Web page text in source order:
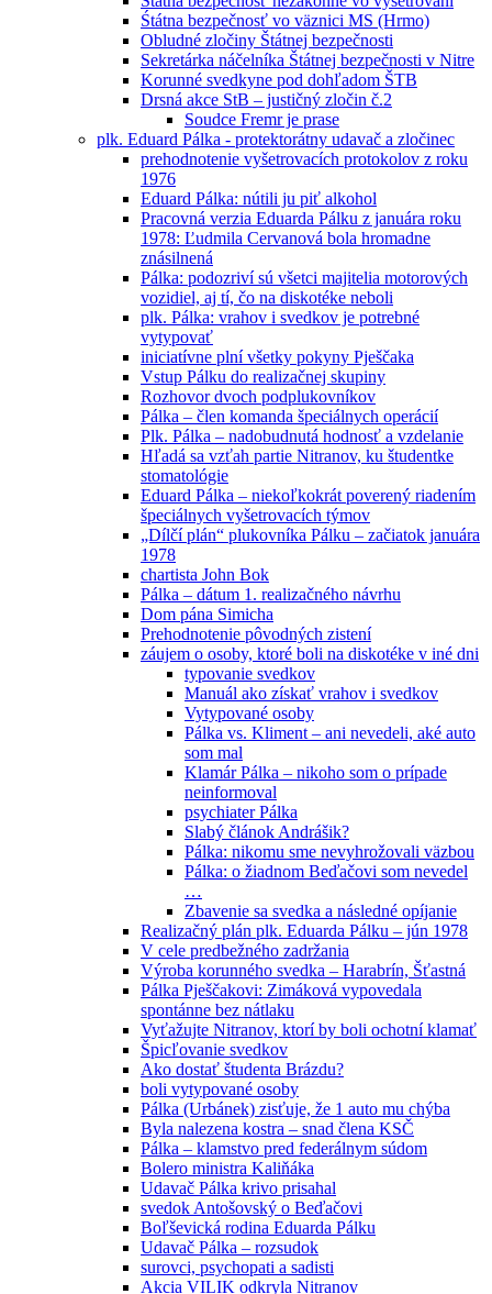
Śtátna bezpečnosť vo väznici MS (Hrmo)
Obludné zločiny Štátnej bezpečnosti
Sekretárka náčelníka Štátnej bezpečnosti v Nitre
Korunné svedkyne pod dohľadom ŠTB
Drsná akce StB – justičný zločin č.2
Soudce Fremr je prase
plk. Eduard Pálka - protektorátny udavač a zločinec
prehodnotenie vyšetrovacích protokolov z roku
1976
Eduard Pálka: nútili ju piť alkohol
Pracovná verzia Eduarda Pálku z januára roku
1978: Ľudmila Cervanová bola hromadne
znásilnená
Pálka: podozriví sú všetci majitelia motorových
vozidiel, aj tí, čo na diskotéke neboli
plk. Pálka: vrahov i svedkov je potrebné
vytypovať
iniciatívne plní všetky pokyny Pješčaka
Vstup Pálku do realizačnej skupiny
Rozhovor dvoch podplukovníkov
Pálka – člen komanda špeciálnych operácií
Plk. Pálka – nadobudnutá hodnosť a vzdelanie
Hľadá sa vzťah partie Nitranov, ku študentke
stomatológie
Eduard Pálka – niekoľkokrát poverený riadením
špeciálnych vyšetrovacích týmov
„Dílčí plán“ plukovníka Pálku – začiatok januára
1978
chartista John Bok
Pálka – dátum 1. realizačného návrhu
Dom pána Simicha
Prehodnotenie pôvodných zistení
záujem o osoby, ktoré boli na diskotéke v iné dni
typovanie svedkov
Manuál ako získať vrahov i svedkov
Vytypované osoby
Pálka vs. Kliment – ani nevedeli, aké auto
som mal
Klamár Pálka – nikoho som o prípade
neinformoval
psychiater Pálka
Slabý článok Andrášik?
Pálka: nikomu sme nevyhrožovali väzbou
Pálka: o žiadnom Beďačovi som nevedel
…
Zbavenie sa svedka a následné opíjanie
Realizačný plán plk. Eduarda Pálku – jún 1978
V cele predbežného zadržania
Výroba korunného svedka – Harabrín, Šťastná
Pálka Pješčakovi: Zimáková vypovedala
spontánne bez nátlaku
Vyťažujte Nitranov, ktorí by boli ochotní klamať
Špicľovanie svedkov
Ako dostať študenta Brázdu?
boli vytypované osoby
Pálka (Urbánek) zisťuje, že 1 auto mu chýba
Byla nalezena kostra – snad člena KSČ
Pálka – klamstvo pred federálnym súdom
Bolero ministra Kaliňáka
Udavač Pálka krivo prisahal
svedok Antošovský o Beďačovi
Boľševická rodina Eduarda Pálku
Udavač Pálka – rozsudok
surovci, psychopati a sadisti
Akcia VILIK odkryla Nitranov